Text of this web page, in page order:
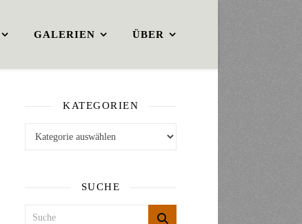
GALERIEN ÜBER
KATEGORIEN
SUCHE